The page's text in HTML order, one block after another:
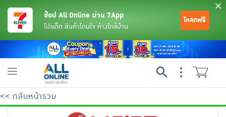
ช้อป All Online ผ่าน 7App
โปรเด็ด สินค้าโดนใจ ห้างใกล้บ้าน
โหลดฟรี
Toggle
<< กลับหน้ารวม